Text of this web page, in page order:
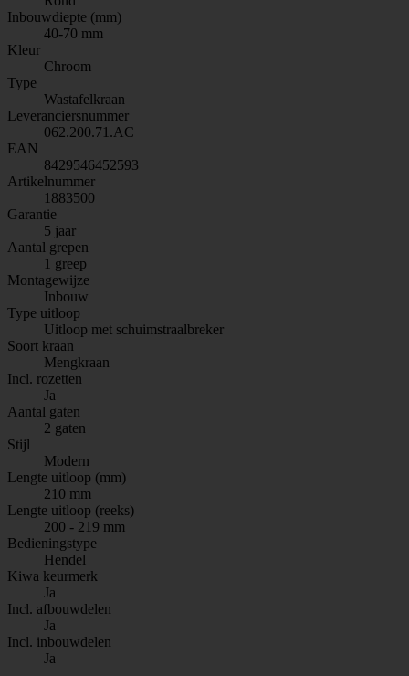
Inbouwdiepte (mm)
40-70 mm
Kleur
Chroom
Type
Wastafelkraan
Leveranciersnummer
062.200.71.AC
EAN
8429546452593
Artikelnummer
1883500
Garantie
5 jaar
Aantal grepen
1 greep
Montagewijze
Inbouw
Type uitloop
Uitloop met schuimstraalbreker
Soort kraan
Mengkraan
Incl. rozetten
Ja
Aantal gaten
2 gaten
Stijl
Modern
Lengte uitloop (mm)
210 mm
Lengte uitloop (reeks)
200 - 219 mm
Bedieningstype
Hendel
Kiwa keurmerk
Ja
Incl. afbouwdelen
Ja
Incl. inbouwdelen
Ja